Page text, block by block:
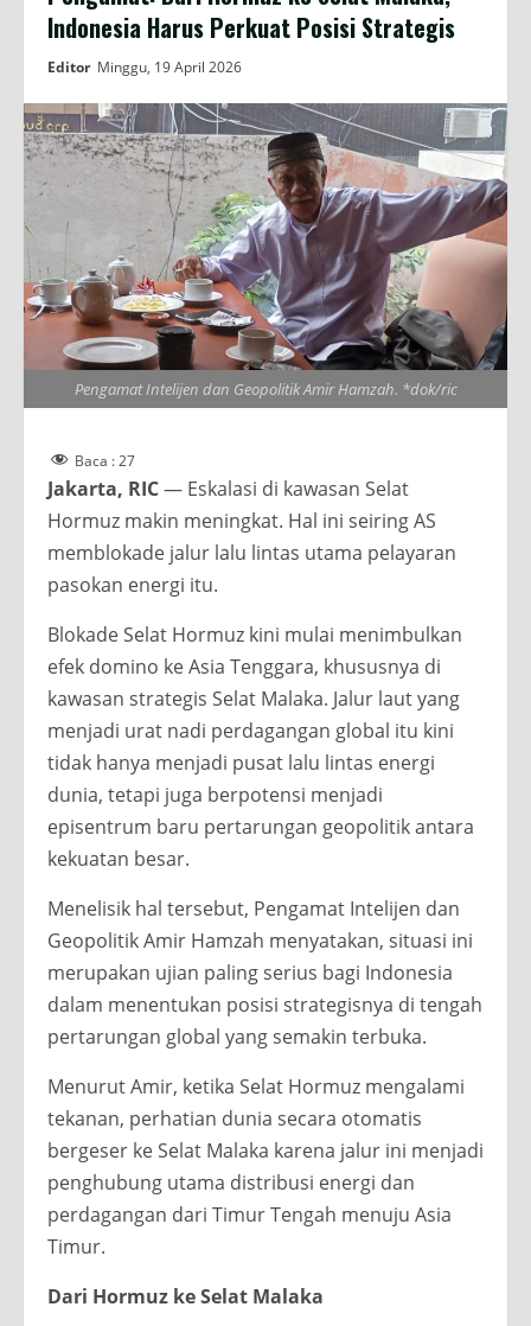
Indonesia Harus Perkuat Posisi Strategis
Editor Minggu, 19 April 2026
Pengamat Intelijen dan Geopolitik Amir Hamzah. *dok/ric
Baca :27
Jakarta, RIC— Eskalasi di kawasan Selat
Hormuz makin meningkat. Hal ini seiring AS
memblokade jalur lalu lintas utama pelayaran
pasokan energi itu.
Blokade Selat Hormuz kini mulai menimbulkan
efek domino ke Asia Tenggara, khususnya di
kawasan strategis Selat Malaka. Jalur laut yang
menjadi urat nadi perdagangan global itu kini
tidak hanya menjadi pusat lalu lintas energi
dunia, tetapi juga berpotensi menjadi
episentrum baru pertarungan geopolitik antara
kekuatan besar.
Menelisik hal tersebut, Pengamat Intelijen dan
Geopolitik Amir Hamzah menyatakan, situasi ini
merupakan ujian paling serius bagi Indonesia
dalam menentukan posisi strategisnya di tengah
pertarungan global yang semakin terbuka.
Menurut Amir, ketika Selat Hormuz mengalami
tekanan, perhatian dunia secara otomatis
bergeser ke Selat Malaka karena jalur ini menjadi
penghubung utama distribusi energi dan
perdagangan dari Timur Tengah menuju Asia
Timur.
Dari Hormuz ke Selat Malaka